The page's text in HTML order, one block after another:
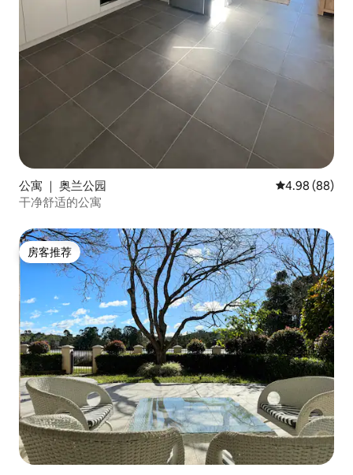
公寓 ｜ 奥兰公园 平均评分 4.98
4.98 (88)
干净舒适的公寓
房客推荐
房客推荐